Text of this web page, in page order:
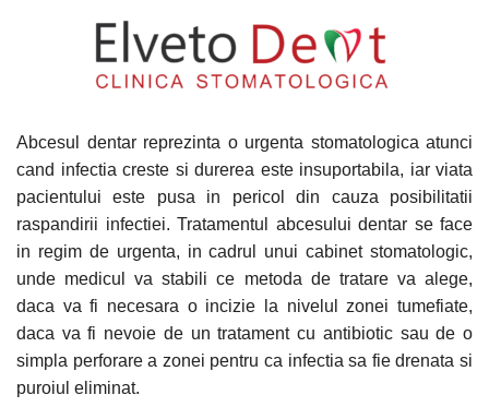
Abcesul dentar reprezinta o urgenta stomatologica atunci
cand infectia creste si durerea este insuportabila, iar viata
pacientului este pusa in pericol din cauza posibilitatii
raspandirii infectiei. Tratamentul abcesului dentar se face
in regim de urgenta, in cadrul unui cabinet stomatologic,
unde medicul va stabili ce metoda de tratare va alege,
daca va fi necesara o incizie la nivelul zonei tumefiate,
daca va fi nevoie de un tratament cu antibiotic sau de o
simpla perforare a zonei pentru ca infectia sa fie drenata si
puroiul eliminat.